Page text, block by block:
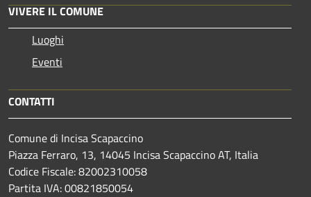
VIVERE IL COMUNE
Luoghi
Eventi
CONTATTI
Comune di Incisa Scapaccino
Piazza Ferraro, 13, 14045 Incisa Scapaccino AT, Italia
Codice Fiscale: 82002310058
Partita IVA: 00821850054